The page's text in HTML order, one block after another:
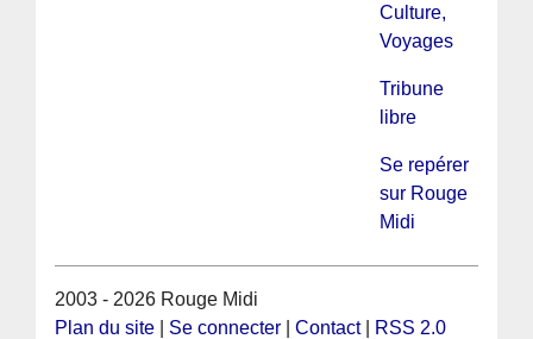
Culture,
Voyages
Tribune
libre
Se repérer
sur Rouge
Midi
2003 - 2026 Rouge Midi
Plan du site
Se connecter |Contact| RSS 2.0